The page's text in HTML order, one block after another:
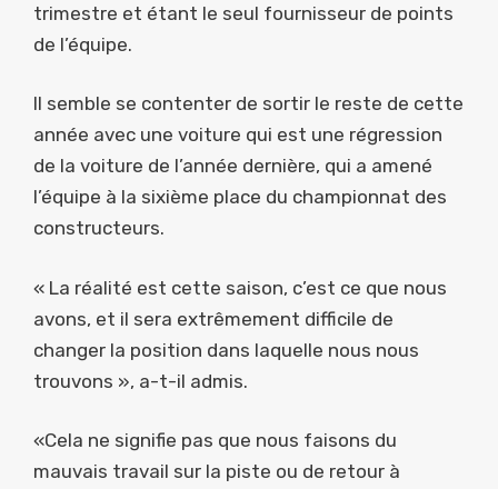
trimestre et étant le seul fournisseur de points
de l’équipe.
Il semble se contenter de sortir le reste de cette
année avec une voiture qui est une régression
de la voiture de l’année dernière, qui a amené
l’équipe à la sixième place du championnat des
constructeurs.
« La réalité est cette saison, c’est ce que nous
avons, et il sera extrêmement difficile de
changer la position dans laquelle nous nous
trouvons », a-t-il admis.
«Cela ne signifie pas que nous faisons du
mauvais travail sur la piste ou de retour à